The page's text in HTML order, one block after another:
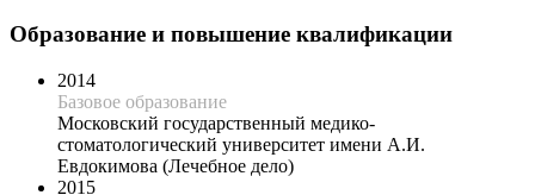
Образование и повышение квалификации
2014
Базовое образование
Московский государственный медико-
стоматологический университет имени А.И.
Евдокимова (Лечебное дело)
2015